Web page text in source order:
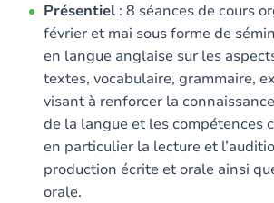
Présentiel: 8 séances de cours
février et mai sous forme de
en langue anglaise sur les
textes, vocabulaire, grammaire,
visant à renforcer la
de la langue et les compétences
en particulier la lecture et
production écrite et orale ainsi
orale.